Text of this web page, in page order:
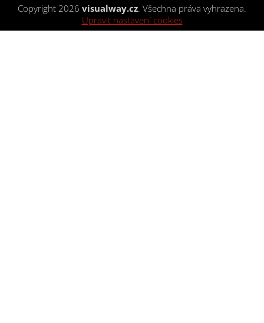
Copyright 2026 visualway.cz. Všechna práva vyhrazena.
Upravit nastavení cookies